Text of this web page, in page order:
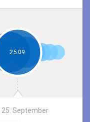
25.09.
25. September